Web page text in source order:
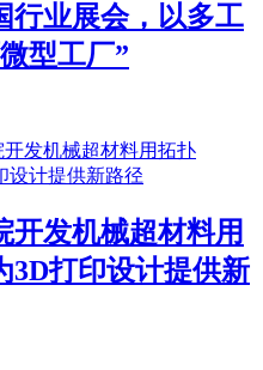
行业展会，以多工
型工厂”
开发机械超材料用
3D打印设计提供新